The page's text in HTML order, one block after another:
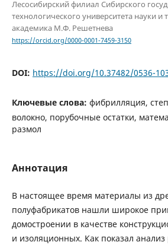
Лесосибирский филиал Сибирского
технологического университета науки и
академика М.Ф. Решетнева
https://orcid.org/0000-0001-7459-3150
DOI: https://doi.org/10.37482/0536-
Ключевые слова: фибрилляция,
волокно, порубочные остатки,
размол
Аннотация
В настоящее время материалы из
полуфабрикатов нашли широкое
домостроении в качестве
и изоляционных. Как показал анализ